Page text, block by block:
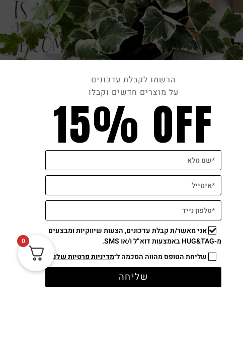
תשלום מאובטח
0
הרשמו לקבלת עדכונים
על מוצרים חדשים וקבלו
15% OFF
אני מאשר/ת קבלת עדכונים, הצעות שיווקיות ומבצעים
מ-HUG&TAG באמצעות דוא”ל ו/או SMS.
שליחת הטופס מהווה הסכמה ל־מדיניות פרטיות שלנו
שליחה